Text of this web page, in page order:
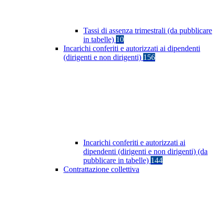
Tassi di assenza trimestrali (da pubblicare
in tabelle) 10
Incarichi conferiti e autorizzati ai dipendenti
(dirigenti e non dirigenti) 156
Incarichi conferiti e autorizzati ai
dipendenti (dirigenti e non dirigenti) (da
pubblicare in tabelle) 144
Contrattazione collettiva